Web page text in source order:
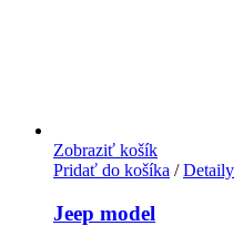
Zobraziť košík
Pridať do košíka / Detaily
Jeep model